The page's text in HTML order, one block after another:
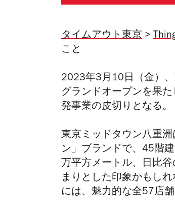
タイムアウト東京 >
こと
2023年3月10日（金）
グランドオープンを果
発事業の皮切りとなる。
東京ミッドタウン八重
ン」ブランドで、45階
万平方メートル、日比
まりとした印象かもし
には、魅力的な全57店舗